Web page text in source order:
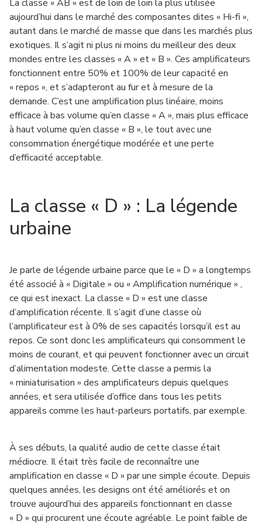
La classe « AB » est de loin de loin la plus utilisée
aujourd’hui dans le marché des composantes dites « Hi-fi »,
autant dans le marché de masse que dans les marchés plus
exotiques. Il s’agit ni plus ni moins du meilleur des deux
mondes entre les classes « A » et « B ». Ces amplificateurs
fonctionnent entre 50% et 100% de leur capacité en
« repos », et s’adapteront au fur et à mesure de la
demande. C’est une amplification plus linéaire, moins
efficace à bas volume qu’en classe « A », mais plus efficace
à haut volume qu’en classe « B », le tout avec une
consommation énergétique modérée et une perte
d’efficacité acceptable.
La classe « D » : La légende
urbaine
Je parle de légende urbaine parce que le « D » a longtemps
été associé à « Digitale » ou « Amplification numérique » ,
ce qui est inexact. La classe « D » est une classe
d’amplification récente. Il s’agit d’une classe où
l’amplificateur est à 0% de ses capacités lorsqu’il est au
repos. Ce sont donc les amplificateurs qui consomment le
moins de courant, et qui peuvent fonctionner avec un circuit
d’alimentation modeste. Cette classe a permis la
« miniaturisation » des amplificateurs depuis quelques
années, et sera utilisée d’office dans tous les petits
appareils comme les haut-parleurs portatifs, par exemple.
À ses débuts, la qualité audio de cette classe était
médiocre. Il était très facile de reconnaître une
amplification en classe « D » par une simple écoute. Depuis
quelques années, les designs ont été améliorés et on
trouve aujourd’hui des appareils fonctionnant en classe
« D » qui procurent une écoute agréable. Le point faible de